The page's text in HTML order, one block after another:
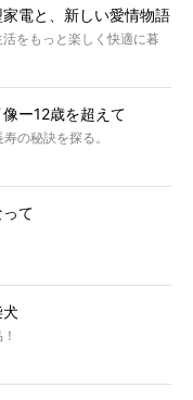
家電と、新しい愛情物語
をもっと楽しく快適に暮
像ー12歳を超えて
の秘訣を探る。
って